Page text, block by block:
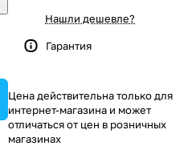
Нашли дешевле?
Гарантия
Цена действительна только для
интернет-магазина и может
отличаться от цен в розничных
магазинах